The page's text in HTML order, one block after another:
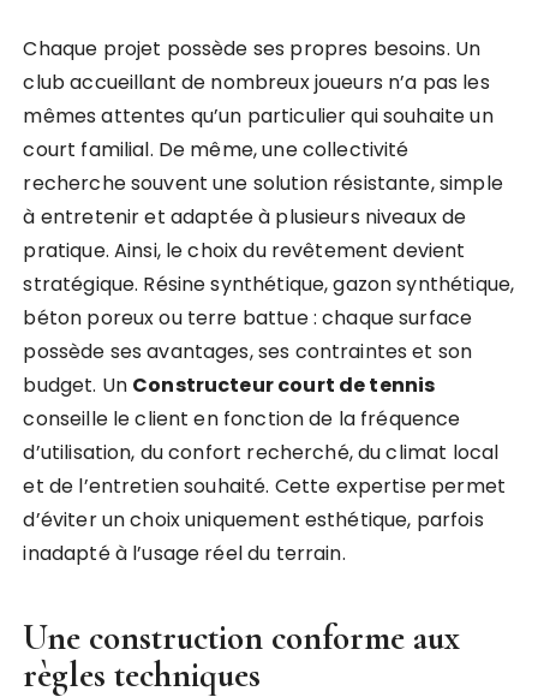
Chaque projet possède ses propres besoins. Un
club accueillant de nombreux joueurs n’a pas les
mêmes attentes qu’un particulier qui souhaite un
court familial. De même, une collectivité
recherche souvent une solution résistante, simple
à entretenir et adaptée à plusieurs niveaux de
pratique. Ainsi, le choix du revêtement devient
stratégique. Résine synthétique, gazon synthétique,
béton poreux ou terre battue : chaque surface
possède ses avantages, ses contraintes et son
budget. Un Constructeur court de tennis
conseille le client en fonction de la fréquence
d’utilisation, du confort recherché, du climat local
et de l’entretien souhaité. Cette expertise permet
d’éviter un choix uniquement esthétique, parfois
inadapté à l’usage réel du terrain.
Une construction conforme aux
règles techniques